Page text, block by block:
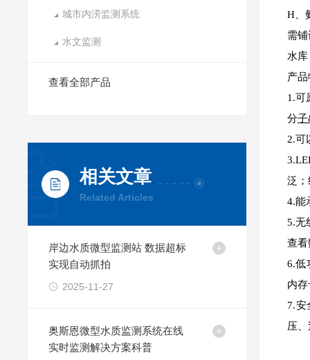
城市内涝监测系统
水文监测
查看全部产品
相关文章
Related Articles
岸边水质微型监测站 数据超标
实现自动抓拍
2025-11-27
奥斯恩微型水质监测系统在线
实时监测解决方案科普
H、
需
水
产
1.可
分
2.可
泛
4.能
5.无
查
6.低
内
7.安
压